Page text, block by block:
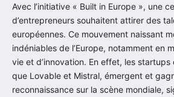
Avec l’initiative « Built in Europe », une
d’entrepreneurs souhaitent attirer des
européennes. Ce mouvement naissant
indéniables de l’Europe, notamment en
vie et d’innovation. En effet, les startups
que Lovable et Mistral, émergent et
reconnaissance sur la scène mondiale,